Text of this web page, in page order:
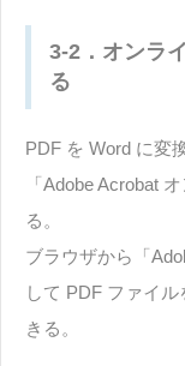
3-2．オンラ
る
PDF を Word に変
「Adobe Acrobat
る。
ブラウザから「
して PDF ファイ
きる。